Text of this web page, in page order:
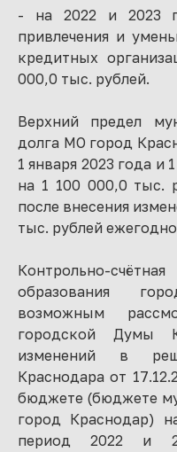
- на 2022 и 2023
привлечения и
кредитных
000,0 тыс. рублей.
Верхний предел
долга МО город
1 января 2023 года и
на 1 100 000,0 тыс.
после внесения
тыс. рублей
Контрольно-
образования
возможным
городской Думы
изменений в
Краснодара от
бюджете (бюджете
город Краснодар)
период 2022 и